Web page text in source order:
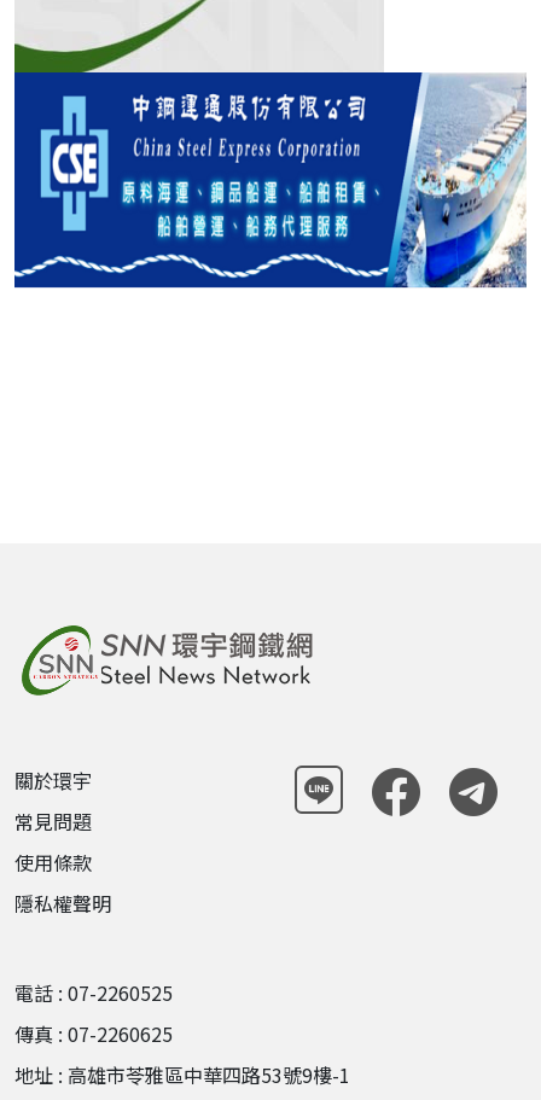
關於環宇
常見問題
使用條款
隱私權聲明
電話 : 07-2260525
傳真 : 07-2260625
地址 : 高雄市苓雅區中華四路53號9樓-1